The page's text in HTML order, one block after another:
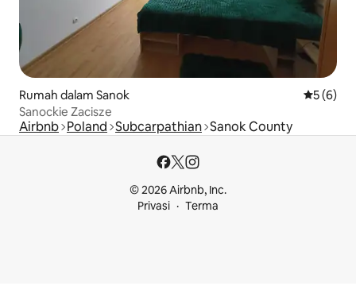
Rumah dalam Sanok
5 (6)
Sanockie Zacisze
Airbnb Poland Subcarpathian Sanok County
© 2026 Airbnb, Inc.
Privasi
Terma